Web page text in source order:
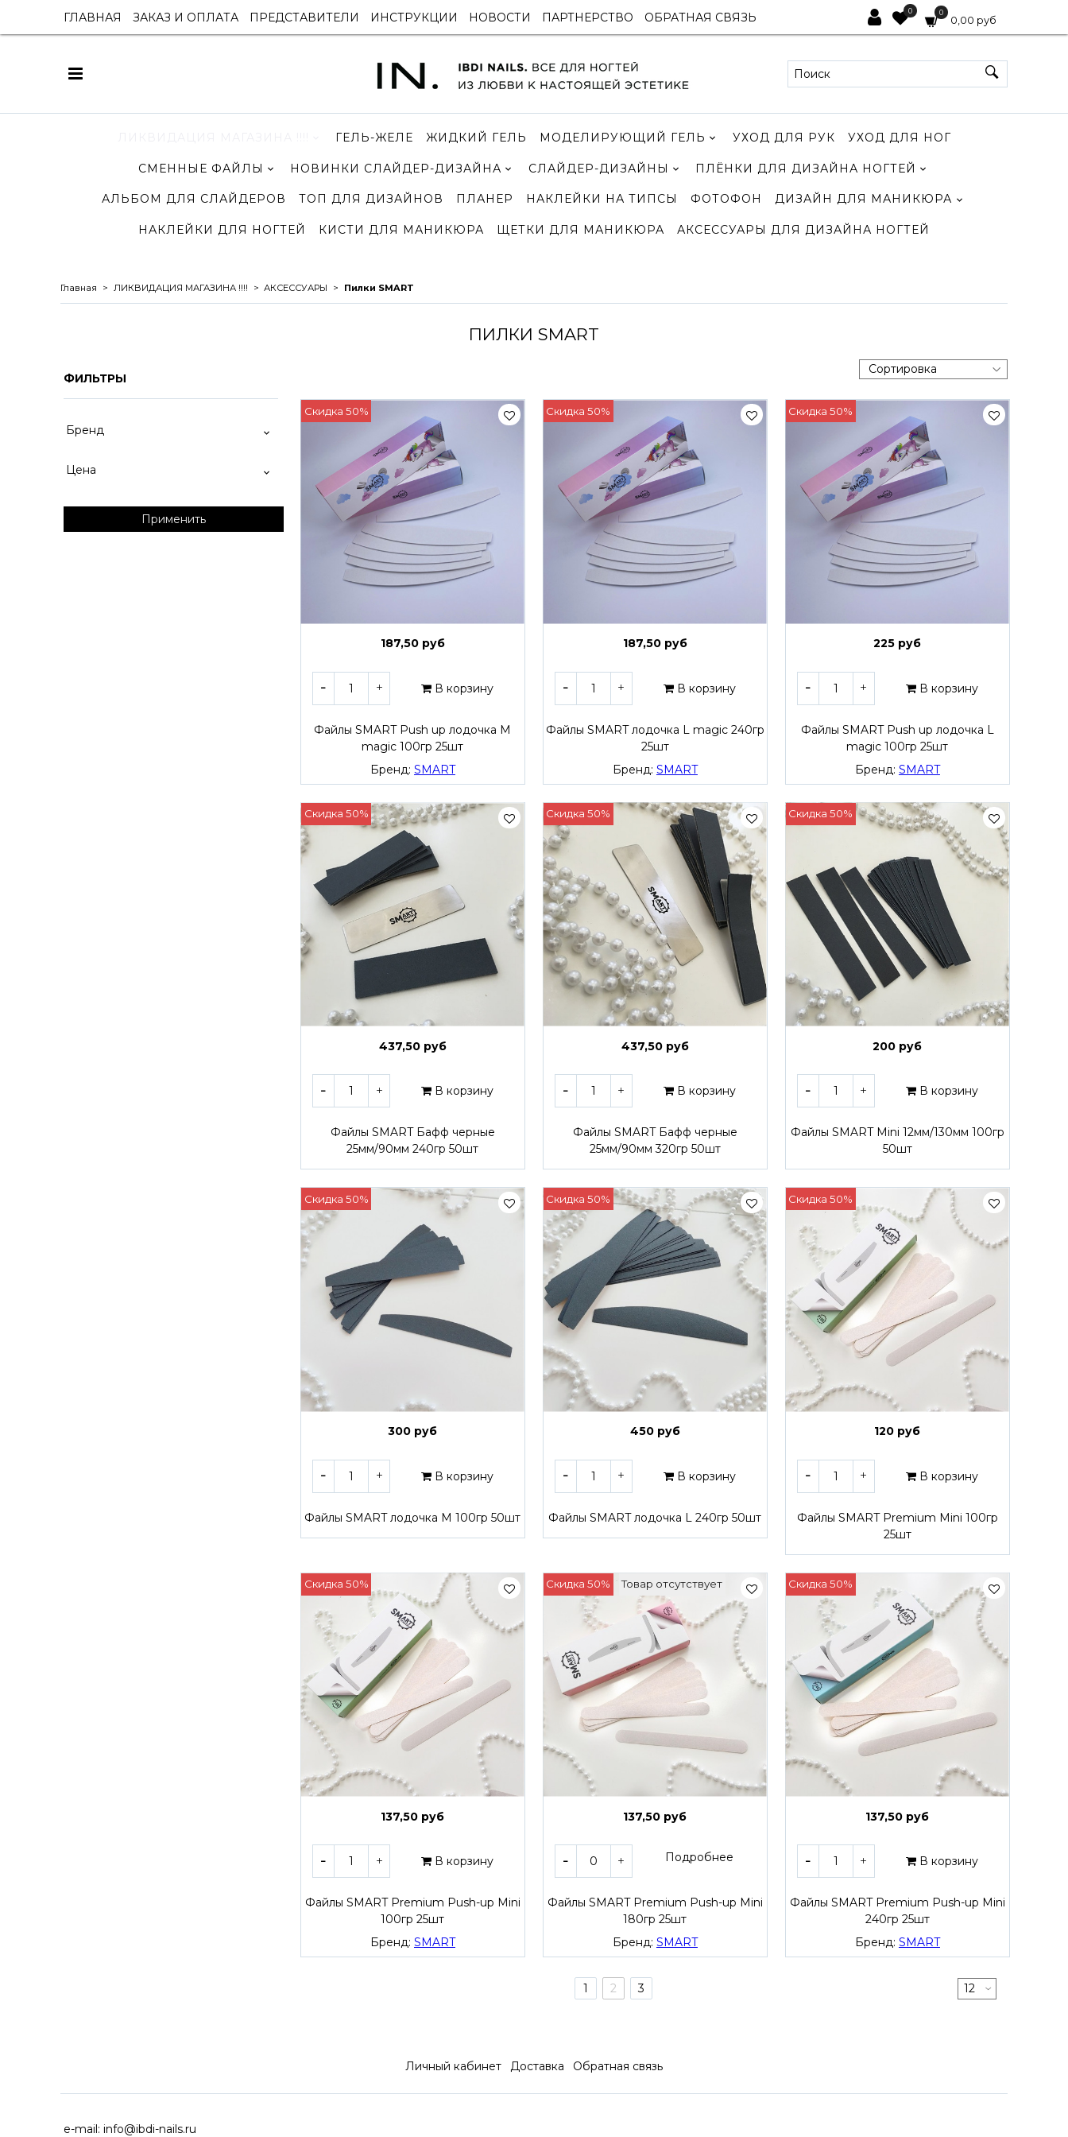
ГЛАВНАЯ ЗАКАЗ И ОПЛАТА ПРЕДСТАВИТЕЛИ ИНСТРУКЦИИ НОВОСТИ ПАРТНЕРСТВО ОБРАТНАЯ СВЯЗЬ 0 0
0,00 руб
ГЕЛЬ-ЖЕЛЕ ЖИДКИЙ ГЕЛЬ МОДЕЛИРУЮЩИЙ ГЕЛЬ УХОД ДЛЯ РУК УХОД ДЛЯ НОГ
СМЕННЫЕ ФАЙЛЫ НОВИНКИ СЛАЙДЕР-ДИЗАЙНА СЛАЙДЕР-ДИЗАЙНЫ ПЛЁНКИ ДЛЯ ДИЗАЙНА НОГТЕЙ
АЛЬБОМ ДЛЯ СЛАЙДЕРОВ ТОП ДЛЯ ДИЗАЙНОВ ПЛАНЕР НАКЛЕЙКИ НА ТИПСЫ ФОТОФОН ДИЗАЙН ДЛЯ МАНИКЮРА
НАКЛЕЙКИ ДЛЯ НОГТЕЙ КИСТИ ДЛЯ МАНИКЮРА ЩЕТКИ ДЛЯ МАНИКЮРА АКСЕССУАРЫ ДЛЯ ДИЗАЙНА НОГТЕЙ
Главная ЛИКВИДАЦИЯ МАГАЗИНА !!!! АКСЕССУАРЫ Пилки SMART
ПИЛКИ SMART
Скидка 50%
187,50 руб
В корзину
Файлы SMART Push up лодочка M
magic 100гр 25шт
Бренд: SMART
Скидка 50%
187,50 руб
В корзину
Файлы SMART лодочка L magic 240гр
25шт
Бренд: SMART
Скидка 50%
225 руб
В корзину
Файлы SMART Push up лодочка L
magic 100гр 25шт
Бренд: SMART
Скидка 50%
437,50 руб
В корзину
Файлы SMART Бафф черные
25мм/90мм 240гр 50шт
Скидка 50%
437,50 руб
В корзину
Файлы SMART Бафф черные
25мм/90мм 320гр 50шт
Скидка 50%
200 руб
В корзину
Файлы SMART Mini 12мм/130мм 100гр
50шт
Скидка 50%
300 руб
В корзину
Файлы SMART лодочка M 100гр 50шт
Скидка 50%
450 руб
В корзину
Файлы SMART лодочка L 240гр 50шт
Скидка 50%
120 руб
В корзину
Файлы SMART Premium Mini 100гр
25шт
Скидка 50%
137,50 руб
В корзину
Файлы SMART Premium Push-up Mini
100гр 25шт
Бренд: SMART
Скидка 50% Товар отсутствует
137,50 руб
Подробнее
Файлы SMART Premium Push-up Mini
180гр 25шт
Бренд: SMART
Скидка 50%
137,50 руб
В корзину
Файлы SMART Premium Push-up Mini
240гр 25шт
Бренд: SMART
1 2 3
ФИЛЬТРЫ
Бренд
Цена
Применить
Личный кабинет Доставка Обратная связь
e-mail: info@ibdi-nails.ru